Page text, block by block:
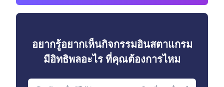
อยากรู้อยากเห็นกิจกรรมอินสตาแกรม
มีอิทธิพลอะไร ที่คุณต้องการไหม